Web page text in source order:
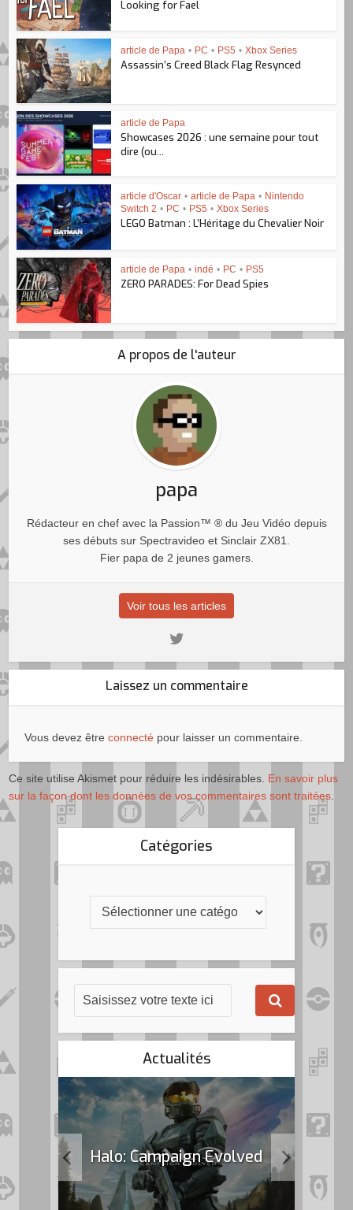
Looking for Fael
article de Papa • PC • PS5 • Xbox Series
Assassin’s Creed Black Flag Resynced
article de Papa
Showcases 2026 : une semaine pour tout
dire (ou...
article d'Oscar • article de Papa • Nintendo
Switch 2 • PC • PS5 • Xbox Series
LEGO Batman : L’Héritage du Chevalier Noir
article de Papa • indé • PC • PS5
ZERO PARADES: For Dead Spies
A propos de l'auteur
papa
Rédacteur en chef avec la Passion™ ® du Jeu Vidéo depuis
ses débuts sur Spectravideo et Sinclair ZX81.
Fier papa de 2 jeunes gamers.
Voir tous les articles
Laissez un commentaire
Vous devez êtreconnecté pour laisser un commentaire.
Ce site utilise Akismet pour réduire les indésirables. En savoir plus
sur la façon dont les données de vos commentaires sont traitées
Catégories
Actualités
Halo: Campaign Evolved